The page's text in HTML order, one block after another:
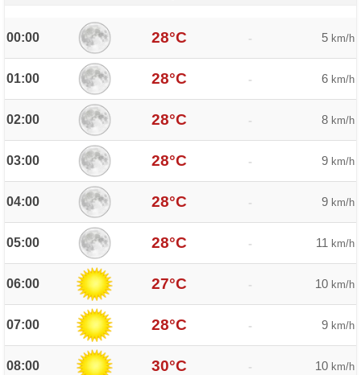
00:00 28°C - 5 km/h
01:00 28°C - 6 km/h
02:00 28°C - 8 km/h
03:00 28°C - 9 km/h
04:00 28°C - 9 km/h
05:00 28°C - 11 km/h
06:00 27°C - 10 km/h
07:00 28°C - 9 km/h
08:00 30°C - 10 km/h